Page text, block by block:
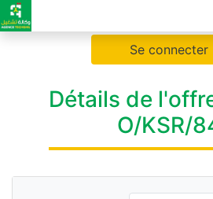
Se connecter
Détails de
O/KSR/